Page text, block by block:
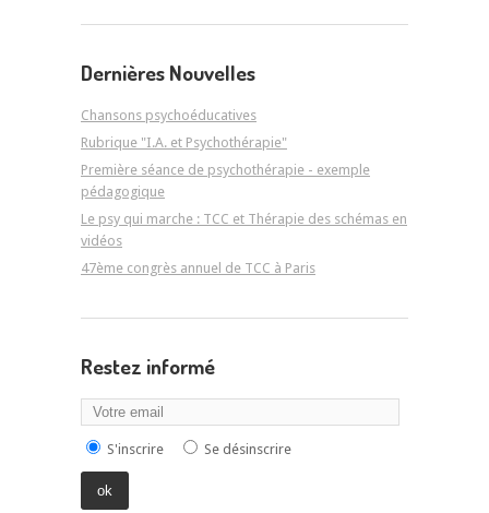
Dernières Nouvelles
Chansons psychoéducatives
Rubrique "I.A. et Psychothérapie"
Première séance de psychothérapie - exemple
pédagogique
Le psy qui marche : TCC et Thérapie des schémas en
vidéos
47ème congrès annuel de TCC à Paris
Restez informé
S'inscrire Se désinscrire